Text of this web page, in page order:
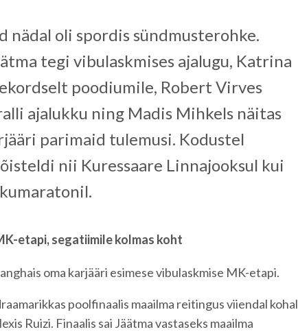
nädal oli spordis sündmusterohke.
tegi vibulaskmises ajalugu, Katrina
poodiumile, Robert Virves
ajalukku ning Madis Mihkels näitas
parimaid tulemusi. Kodustel
nii Kuressaare Linnajooksul kui
etapi, segatiimile kolmas koht
oma karjääri esimese vibulaskmise MK-etapi.
poolfinaalis maailma reitingus viiendal kohal
Ruizi. Finaalis sai Jäätma vastaseks maailma